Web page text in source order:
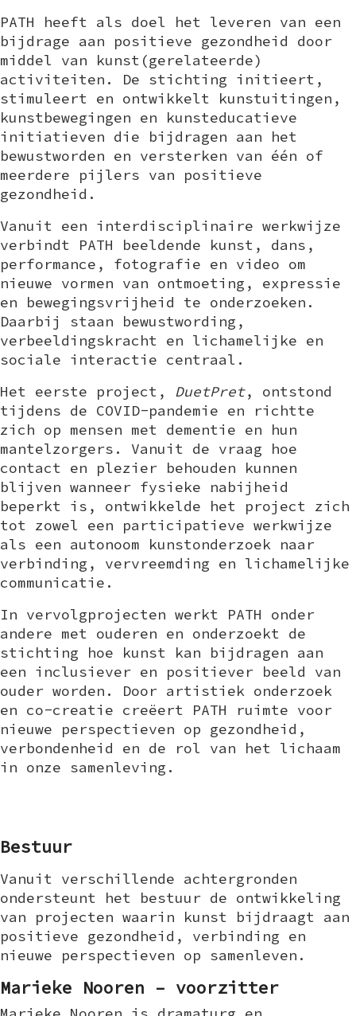
PATH heeft als doel het leveren van een
bijdrage aan positieve gezondheid door
middel van kunst(gerelateerde)
activiteiten. De stichting initieert,
stimuleert en ontwikkelt kunstuitingen,
kunstbewegingen en kunsteducatieve
initiatieven die bijdragen aan het
bewustworden en versterken van één of
meerdere pijlers van positieve
gezondheid.
Vanuit een interdisciplinaire werkwijze
verbindt PATH beeldende kunst, dans,
performance, fotografie en video om
nieuwe vormen van ontmoeting, expressie
en bewegingsvrijheid te onderzoeken.
Daarbij staan bewustwording,
verbeeldingskracht en lichamelijke en
sociale interactie centraal.
Het eerste project, DuetPret, ontstond
tijdens de COVID-pandemie en richtte
zich op mensen met dementie en hun
mantelzorgers. Vanuit de vraag hoe
contact en plezier behouden kunnen
blijven wanneer fysieke nabijheid
beperkt is, ontwikkelde het project zich
tot zowel een participatieve werkwijze
als een autonoom kunstonderzoek naar
verbinding, vervreemding en lichamelijke
communicatie.
In vervolgprojecten werkt PATH onder
andere met ouderen en onderzoekt de
stichting hoe kunst kan bijdragen aan
een inclusiever en positiever beeld van
ouder worden. Door artistiek onderzoek
en co-creatie creëert PATH ruimte voor
nieuwe perspectieven op gezondheid,
verbondenheid en de rol van het lichaam
in onze samenleving.
Bestuur
Vanuit verschillende achtergronden
ondersteunt het bestuur de ontwikkeling
van projecten waarin kunst bijdraagt aan
positieve gezondheid, verbinding en
nieuwe perspectieven op samenleven.
Marieke Nooren – voorzitter